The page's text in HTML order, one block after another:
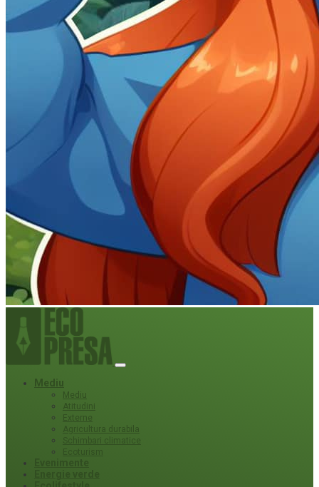
Mediu
Mediu
Atitudini
Externe
Agricultura durabila
Schimbari climatice
Ecoturism